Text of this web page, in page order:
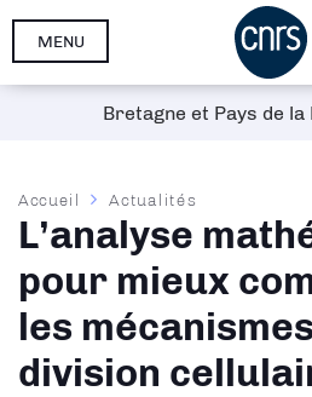
Aller
MENU
Fil
d'Ariane
Accueil Actualités
L’analyse
pour mieux
les
division